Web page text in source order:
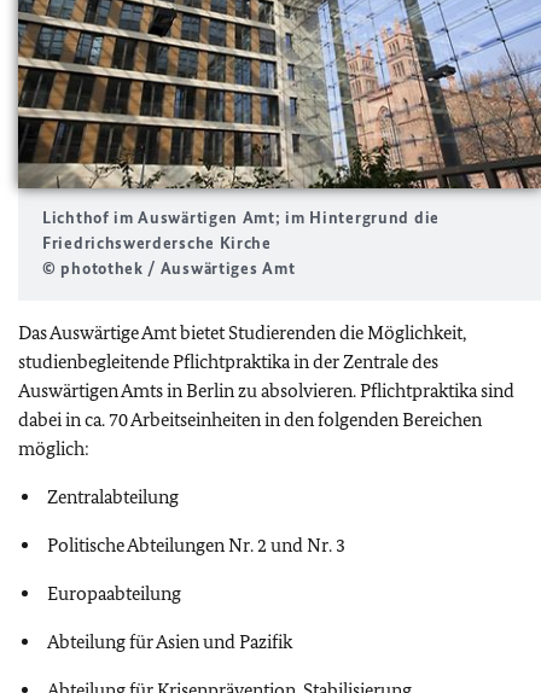
Lichthof im Auswärtigen Amt; im Hintergrund die
Friedrichswerdersche Kirche
© photothek / Auswärtiges Amt
Das Auswärtige Amt bietet Studierenden die Möglichkeit,
studienbegleitende Pflichtpraktika in der Zentrale des
Auswärtigen Amts in Berlin zu absolvieren. Pflichtpraktika sind
dabei in ca. 70 Arbeitseinheiten in den folgenden Bereichen
möglich:
Zentralabteilung
Politische Abteilungen Nr. 2 und Nr. 3
Europaabteilung
Abteilung für Asien und Pazifik